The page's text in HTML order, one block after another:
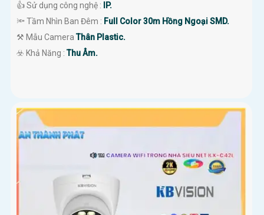
👍 Sử dụng công nghệ :
IP.
🔦 Tầm Nhìn Ban Đêm : Full Color 30m Hồng Ngoại SMD.
⚒ Mẫu CameraThân Plastic.
️☣️ Khả Năng :Thu Âm.